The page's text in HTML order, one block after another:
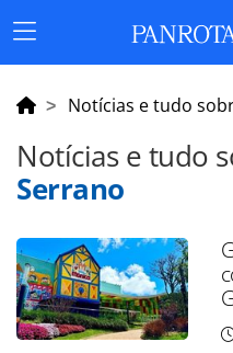
Menu
Principal
Notícias e tudo
Notícias e tudo
Serrano